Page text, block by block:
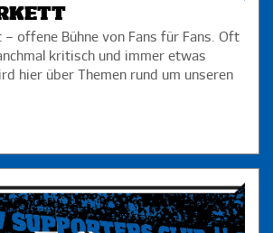
– offene Bühne von Fans für Fans. Oft
kritisch und immer etwas
hier über Themen rund um unseren